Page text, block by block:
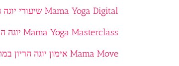
Mama Yoga Digital שיעורי יוגה היריון והכנה ללידה בוידאו
Mama Yoga Masterclass יוגה היריון רמת גן גבעתיים
Mama Move אימון יוגה הריון במתנה